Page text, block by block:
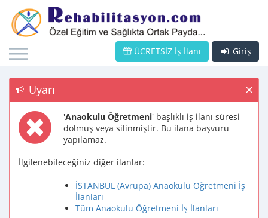
Giriş
ÜCRETSİZ İş İlanı
Uyarı
'Anaokulu Öğretmeni' başlıklı iş ilanı süresi
dolmuş veya silinmiştir. Bu ilana başvuru
yapılamaz.
İlgilenebileceğiniz diğer ilanlar:
İSTANBUL (Avrupa) Anaokulu Öğretmeni İş
İlanları
Tüm Anaokulu Öğretmeni İş İlanları